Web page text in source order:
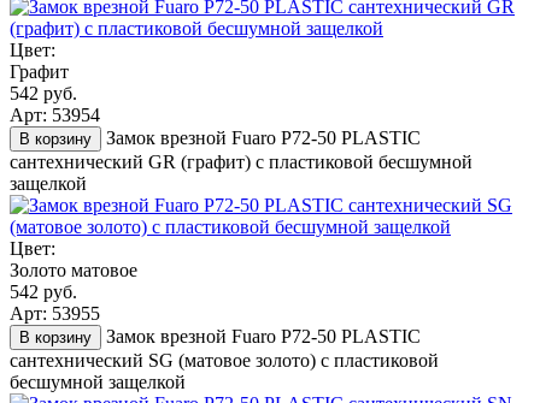
Цвет:
Графит
542 руб.
Арт: 53954
В корзину
Замок врезной Fuaro P72-50 PLASTIC
сантехнический GR (графит) с пластиковой бесшумной
защелкой
Цвет:
Золото матовое
542 руб.
Арт: 53955
В корзину
Замок врезной Fuaro P72-50 PLASTIC
сантехнический SG (матовое золото) с пластиковой
бесшумной защелкой